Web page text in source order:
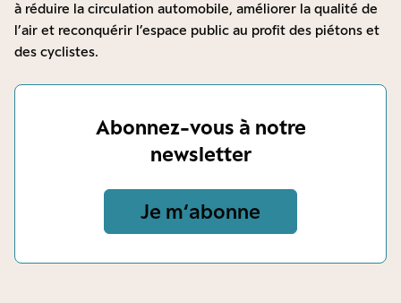
à réduire la circulation automobile, améliorer la qualité de
l’air et reconquérir l’espace public au profit des piétons et
des cyclistes.
Abonnez-vous à notre
newsletter
Je m‘abonne